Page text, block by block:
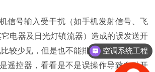
信号输入受干扰（如手机发射信号、飞
电器及日光灯镇流器）造成的误发送开
较少见，但是也不能排除这种可能
遥控器，看看是不是误操作导致自动开
空调系统工程